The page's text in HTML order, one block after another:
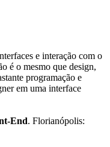
e interação com o
é o mesmo que design,
programação e
em uma interface
End. Florianópolis: